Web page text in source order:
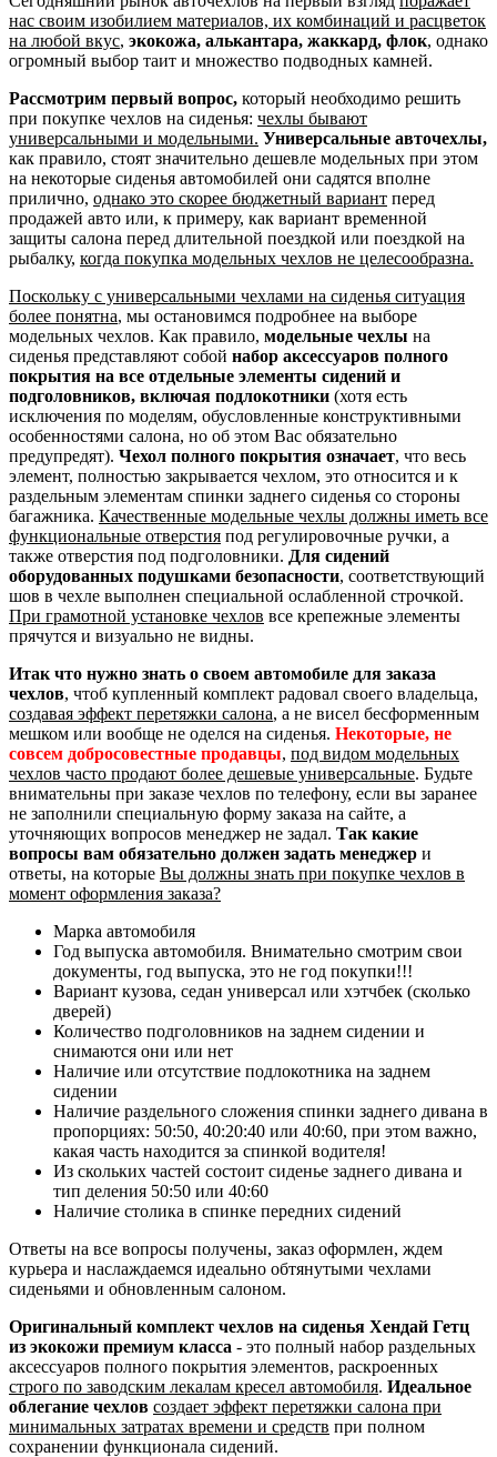
нас своим изобилием материалов, их комбинаций и расцветок
на любой вкус, экокожа, алькантара, жаккард, флок, однако
огромный выбор таит и множество подводных камней.
Рассмотрим первый вопрос, который необходимо решить
при покупке чехлов на сиденья: чехлы бывают
универсальными и модельными. Универсальные авточехлы,
как правило, стоят значительно дешевле модельных при этом
на некоторые сиденья автомобилей они садятся вполне
прилично, однако это скорее бюджетный вариант перед
продажей авто или, к примеру, как вариант временной
защиты салона перед длительной поездкой или поездкой на
рыбалку, когда покупка модельных чехлов не целесообразна.
Поскольку с универсальными чехлами на сиденья ситуация
более понятна, мы остановимся подробнее на выборе
модельных чехлов. Как правило, модельные чехлы на
сиденья представляют собой набор аксессуаров полного
покрытия на все отдельные элементы сидений и
подголовников, включая подлокотники (хотя есть
исключения по моделям, обусловленные конструктивными
особенностями салона, но об этом Вас обязательно
предупредят). Чехол полного покрытия означает, что весь
элемент, полностью закрывается чехлом, это относится и к
раздельным элементам спинки заднего сиденья со стороны
багажника. Качественные модельные чехлы должны иметь все
функциональные отверстия под регулировочные ручки, а
также отверстия под подголовники. Для сидений
оборудованных подушками безопасности, соответствующий
шов в чехле выполнен специальной ослабленной строчкой.
При грамотной установке чехлов все крепежные элементы
прячутся и визуально не видны.
Итак что нужно знать о своем автомобиле для заказа
чехлов, чтоб купленный комплект радовал своего владельца,
создавая эффект перетяжки салона, а не висел бесформенным
мешком или вообще не оделся на сиденья. Некоторые, не
совсем добросовестные продавцы, под видом модельных
чехлов часто продают более дешевые универсальные. Будьте
внимательны при заказе чехлов по телефону, если вы заранее
не заполнили специальную форму заказа на сайте, а
уточняющих вопросов менеджер не задал. Так какие
вопросы вам обязательно должен задать менеджер и
ответы, на которые Вы должны знать при покупке чехлов в
момент оформления заказа?
Марка автомобиля
Год выпуска автомобиля. Внимательно смотрим свои
документы, год выпуска, это не год покупки!!!
Вариант кузова, седан универсал или хэтчбек (сколько
дверей)
Количество подголовников на заднем сидении и
снимаются они или нет
Наличие или отсутствие подлокотника на заднем
сидении
Наличие раздельного сложения спинки заднего дивана в
пропорциях: 50:50, 40:20:40 или 40:60, при этом важно,
какая часть находится за спинкой водителя!
Из скольких частей состоит сиденье заднего дивана и
тип деления 50:50 или 40:60
Наличие столика в спинке передних сидений
Ответы на все вопросы получены, заказ оформлен, ждем
курьера и наслаждаемся идеально обтянутыми чехлами
сиденьями и обновленным салоном.
Оригинальный комплект чехлов на сиденья Хендай Гетц
из экокожи премиум класса - это полный набор раздельных
аксессуаров полного покрытия элементов, раскроенных
строго по заводским лекалам кресел автомобиля. Идеальное
облегание чехлов создает эффект перетяжки салона при
минимальных затратах времени и средств при полном
сохранении функционала сидений.